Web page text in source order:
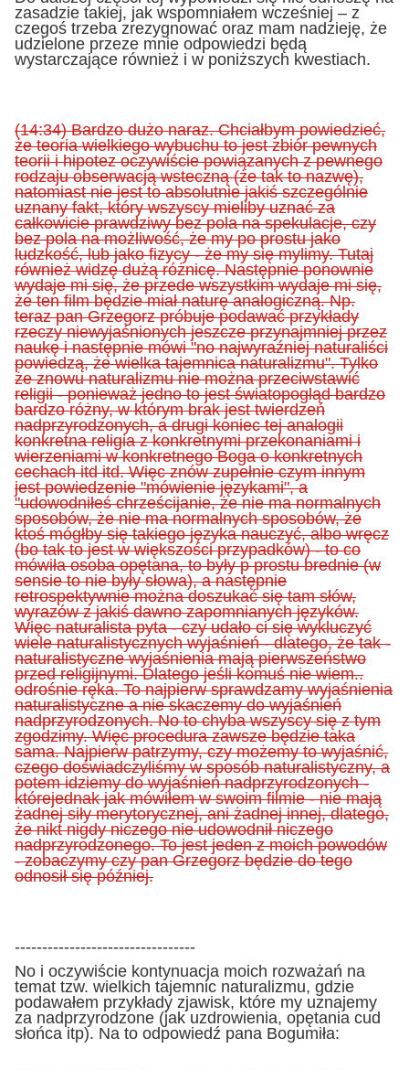
zasadzie takiej, jak wspomniałem wcześniej – z
czegoś trzeba zrezygnować oraz mam nadzieję, że
udzielone przeze mnie odpowiedzi będą
wystarczające również i w poniższych kwestiach.
(14:34)Bardzo dużo naraz. Chciałbym powiedzieć,
że teoria wielkiego wybuchu to jest zbiór pewnych
teorii i hipotez oczywiście powiązanych z pewnego
rodzaju obserwacją wsteczną (że tak to nazwę),
natomiast nie jest to absolutnie jakiś szczególnie
uznany fakt, który wszyscy mieliby uznać za
całkowicie prawdziwy bez pola na spekulacje, czy
bez pola na możliwość, że my po prostu jako
ludzkość, lub jako fizycy - że my się mylimy. Tutaj
również widzę dużą różnicę. Następnie ponownie
wydaje mi się, że przede wszystkim wydaje mi się,
że ten film będzie miał naturę analogiczną. Np.
teraz pan Grzegorzpróbujepodawać przykłady
rzeczy niewyjaśnionych jeszcze przynajmniej przez
naukę i następnie mówi "no najwyraźniej naturaliści
powiedzą, że wielka tajemnica naturalizmu". Tylko
że znowu naturalizmu nie można przeciwstawić
religii - ponieważ jedno to jest światopogląd bardzo
bardzo różny, w którym brak jest twierdzeń
nadprzyrodzonych, a drugi koniec tej analogii
konkretna religia z konkretnymi przekonaniami i
wierzeniami w konkretnego Boga o konkretnych
cechach itd itd. Więc znów zupełnie czym innym
jest powiedzenie "mówienie językami", a
"udowodniłeś chrześcijanie, że nie ma normalnych
sposobów, że nie ma normalnych sposobów, że
ktoś mógłby się takiego języka nauczyć, albo wręcz
(bo tak to jest w większości przypadków) - to co
mówiła osoba opętana,tobyłyp prostubrednie (w
sensie to nie były słowa), a następnie
retrospektywnie można doszukać się tam słów,
wyrazów zjakiśdawno zapomnianych języków.
Więc naturalista pyta - czy udało ci się wykluczyć
wiele naturalistycznych wyjaśnień - dlatego, że tak -
naturalistyczne wyjaśnienia mają pierwszeństwo
przedreligijnymi. Dlatego jeśli komuś nie wiem..
odrośnie ręka. Tonajpierwsprawdzamy wyjaśnienia
naturalistyczne a nie skaczemy do wyjaśnień
nadprzyrodzonych. No to chyba wszyscy się z tym
zgodzimy. Więc procedura zawsze będzie taka
sama. Najpierw patrzymy, czy możemy to wyjaśnić,
czego doświadczyliśmy w sposób naturalistyczny, a
potem idziemy do wyjaśnień nadprzyrodzonych -
którejednak jak mówiłem w swoim filmie - nie mają
żadnej siły merytorycznej, ani żadnej innej, dlatego,
że nikt nigdy niczego nie udowodnił niczego
nadprzyrodzonego. To jest jeden z moich powodów
- zobaczymy czy pan Grzegorz będzie do tego
odnosił się później.
---------------------------------
No i oczywiście kontynuacja moich rozważań na
temat tzw. wielkich tajemnic naturalizmu, gdzie
podawałem przykłady zjawisk, które my uznajemy
za nadprzyrodzone (jak uzdrowienia, opętania cud
słońca itp). Na to odpowiedź pana Bogumiła: